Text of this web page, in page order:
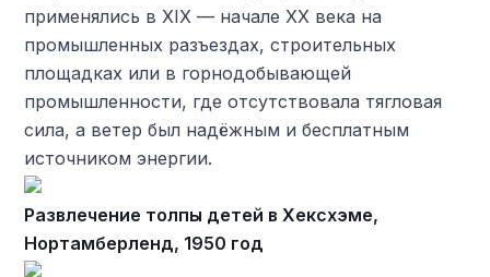
применялись в XIX — начале XX века на
промышленных разъездах, строительных
площадках или в горнодобывающей
промышленности, где отсутствовала тягловая
сила, а ветер был надёжным и бесплатным
источником энергии.
Развлечение толпы детей в Хексхэме,
Нортамберленд, 1950 год